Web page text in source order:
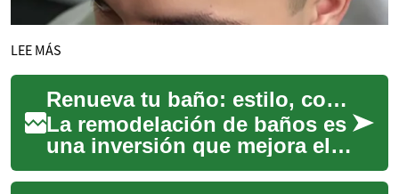
LEE MÁS
Renueva tu baño: estilo, confort y funcionalidad
La remodelación de baños es
una inversión que mejora el
confort del hogar y aumenta
su valor. Descubre las